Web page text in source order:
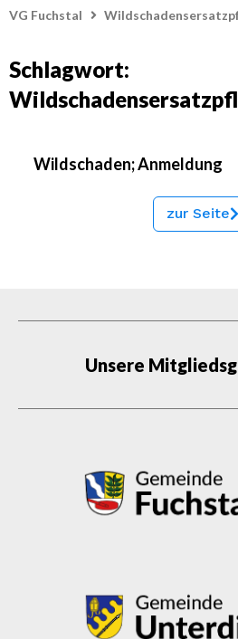
VG Fuchstal
Schlagwort:
Wildschaden; Anmeldung
zur Seite
Unsere